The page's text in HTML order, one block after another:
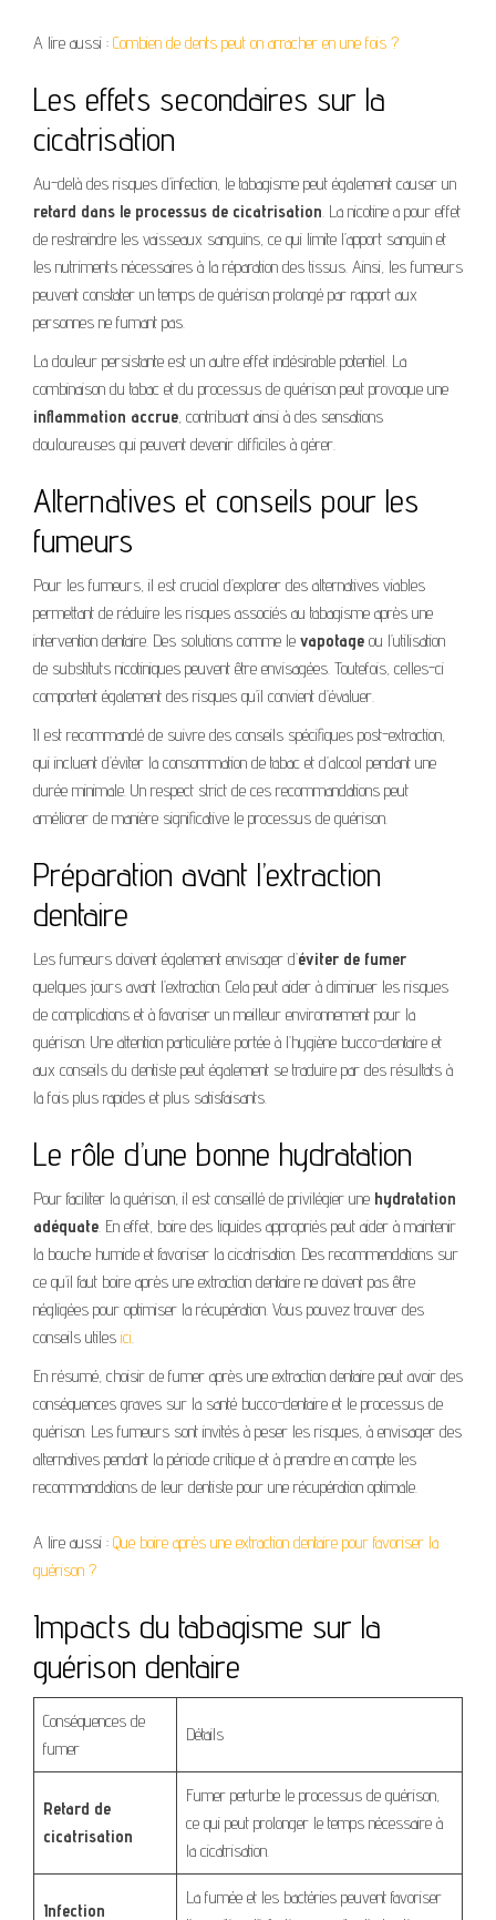
A lire aussi : Combien de dents peut on arracher en une fois ?
Les effets secondaires sur la
cicatrisation
Au-delà des risques d’infection, le tabagisme peut également causer un
retard dans le processus de cicatrisation. La nicotine a pour effet
de restreindre les vaisseaux sanguins, ce qui limite l’apport sanguin et
les nutriments nécessaires à la réparation des tissus. Ainsi, les fumeurs
peuvent constater un temps de guérison prolongé par rapport aux
personnes ne fumant pas.
La douleur persistante est un autre effet indésirable potentiel. La
combinaison du tabac et du processus de guérison peut provoque une
inflammation accrue, contribuant ainsi à des sensations
douloureuses qui peuvent devenir difficiles à gérer.
Alternatives et conseils pour les
fumeurs
Pour les fumeurs, il est crucial d’explorer des alternatives viables
permettant de réduire les risques associés au tabagisme après une
intervention dentaire. Des solutions comme le vapotage ou l’utilisation
de substituts nicotiniques peuvent être envisagées. Toutefois, celles-ci
comportent également des risques qu’il convient d’évaluer.
Il est recommandé de suivre des conseils spécifiques post-extraction,
qui incluent d’éviter la consommation de tabac et d’alcool pendant une
durée minimale. Un respect strict de ces recommandations peut
améliorer de manière significative le processus de guérison.
Préparation avant l’extraction
dentaire
Les fumeurs doivent également envisager d’éviter de fumer
quelques jours avant l’extraction. Cela peut aider à diminuer les risques
de complications et à favoriser un meilleur environnement pour la
guérison. Une attention particulière portée à l’hygiène bucco-dentaire et
aux conseils du dentiste peut également se traduire par des résultats à
la fois plus rapides et plus satisfaisants.
Le rôle d’une bonne hydratation
Pour faciliter la guérison, il est conseillé de privilégier une hydratation
adéquate. En effet, boire des liquides appropriés peut aider à maintenir
la bouche humide et favoriser la cicatrisation. Des recommendations sur
ce qu’il faut boire après une extraction dentaire ne doivent pas être
négligées pour optimiser la récupération. Vous pouvez trouver des
conseils utiles ici.
En résumé, choisir de fumer après une extraction dentaire peut avoir des
conséquences graves sur la santé bucco-dentaire et le processus de
guérison. Les fumeurs sont invités à peser les risques, à envisager des
alternatives pendant la période critique et à prendre en compte les
recommandations de leur dentiste pour une récupération optimale.
A lire aussi : Que boire après une extraction dentaire pour favoriser la
guérison ?
Impacts du tabagisme sur la
guérison dentaire
Conséquences de
fumer
Détails
Retard de
cicatrisation
Fumer perturbe le processus de guérison,
ce qui peut prolonger le temps nécessaire à
la cicatrisation.
Infection
La fumée et les bactéries peuvent favoriser